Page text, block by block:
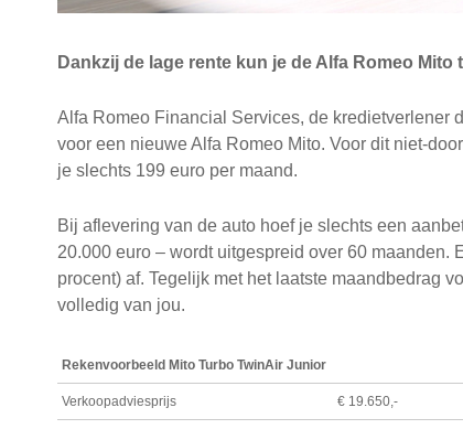
Dankzij de lage rente kun je de Alfa Romeo
Alfa Romeo Financial Services, de kredietverlener
voor een nieuwe Alfa Romeo Mito. Voor dit niet-
je slechts 199 euro per maand.
Bij aflevering van de auto hoef je slechts een
20.000 euro – wordt uitgespreid over 60 maanden.
procent) af. Tegelijk met het laatste maandbedrag
volledig van jou.
Rekenvoorbeeld Mito Turbo TwinAir Junior
Verkoopadviesprijs € 19.650,-